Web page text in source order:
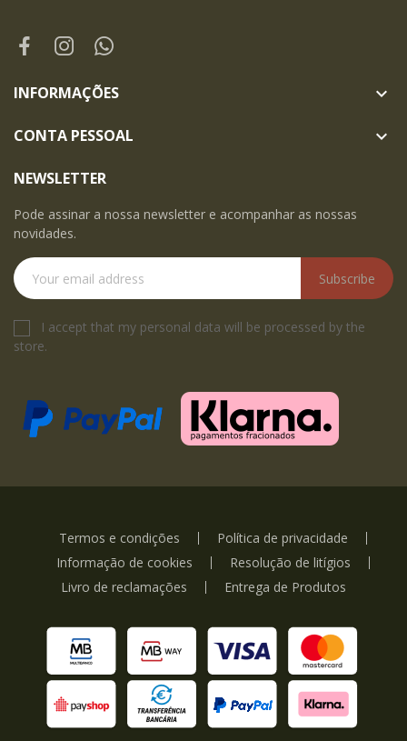
INFORMAÇÕES 
CONTA PESSOAL 
NEWSLETTER
Pode assinar a nossa newsletter e acompanhar as nossas
novidades.
Subscribe
I accept that my personal data will be processed by the
store.
Termos e condições
Política de privacidade
Informação de cookies
Resolução de litígios
Livro de reclamações
Entrega de Produtos